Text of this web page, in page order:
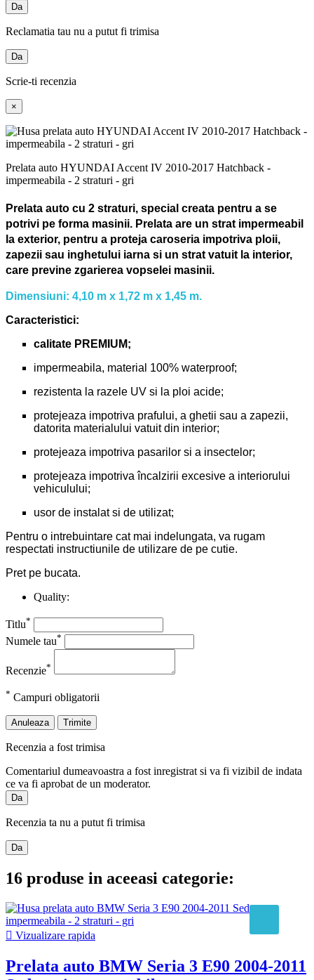
Da
Reclamatia tau nu a putut fi trimisa
Da
Scrie-ti recenzia
×
Prelata auto HYUNDAI Accent IV 2010-2017 Hatchback -
impermeabila - 2 straturi - gri
Prelata auto cu 2 straturi, special creata pentru a se
potrivi pe forma masinii. Prelata are un strat impermeabil
la exterior, pentru a proteja caroseria impotriva ploii,
zapezii sau inghetului iarna si un strat vatuit la interior,
care previne zgarierea vopselei masinii.
Dimensiuni: 4,10 m x 1,72 m x 1,45 m.
Caracteristici:
calitate PREMIUM;
impermeabila, material 100% waterproof;
rezistenta la razele UV si la ploi acide;
protejeaza impotriva prafului, a ghetii sau a zapezii,
datorita materialului vatuit din interior;
protejeaza impotriva pasarilor si a insectelor;
protejeaza impotriva încalzirii excesive a interiorului
vehiculului;
usor de instalat si de utilizat;
Pentru o intrebuintare cat mai indelungata, va rugam
respectati instructiunile de utilizare de pe cutie.
Pret pe bucata.
Quality:
Titlu*
Numele tau*
Recenzie*
* Campuri obligatorii
Anuleaza Trimite
Recenzia a fost trimisa
Comentariul dumeavoastra a fost inregistrat si va fi vizibil de indata
ce va fi aprobat de un moderator.
Da
Recenzia ta nu a putut fi trimisa
Da
16 produse in aceeasi categorie:
 Vizualizare rapida
Prelata auto BMW Seria 3 E90 2004-2011